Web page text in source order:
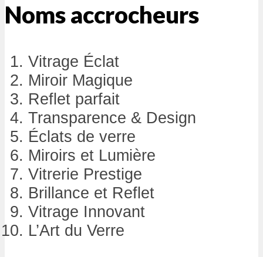
Noms accrocheurs
Vitrage Éclat
Miroir Magique
Reflet parfait
Transparence & Design
Éclats de verre
Miroirs et Lumière
Vitrerie Prestige
Brillance et Reflet
Vitrage Innovant
L’Art du Verre